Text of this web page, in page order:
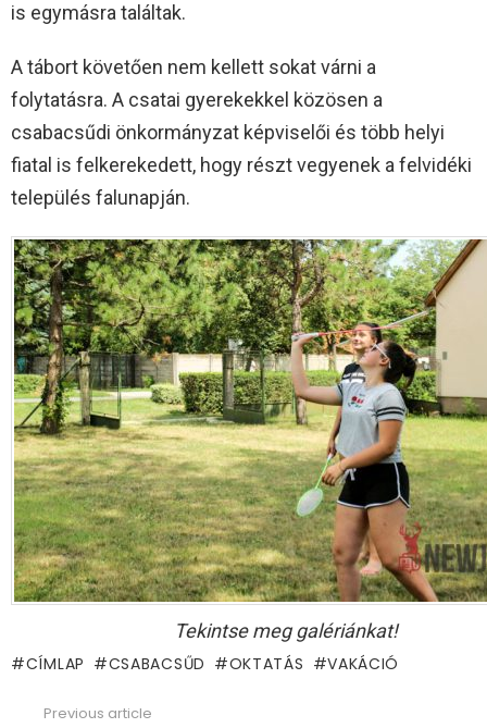
is egymásra találtak.
A tábort követően nem kellett sokat várni a
folytatásra. A csatai gyerekekkel közösen a
csabacsűdi önkormányzat képviselői és több helyi
fiatal is felkerekedett, hogy részt vegyenek a felvidéki
település falunapján.
Tekintse meg galériánkat!
CÍMLAP CSABACSŰD OKTATÁS VAKÁCIÓ
Previous article